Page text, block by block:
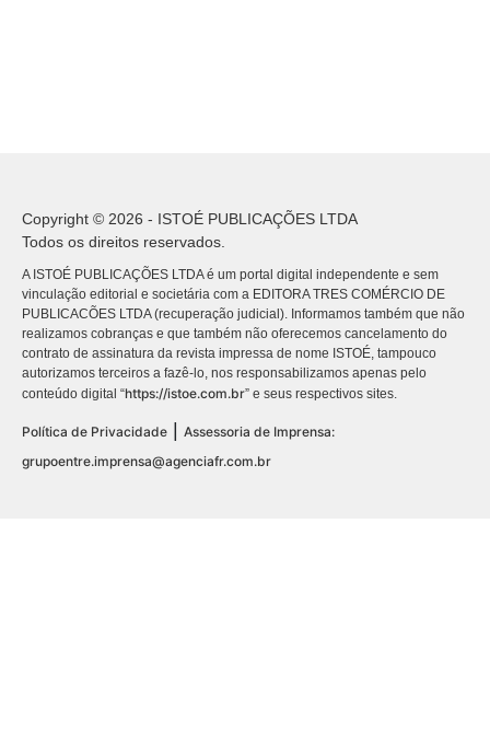
Copyright © 2026 - ISTOÉ PUBLICAÇÕES LTDA
Todos os direitos reservados.
A ISTOÉ PUBLICAÇÕES LTDA é um portal digital independente e sem
vinculação editorial e societária com a EDITORA TRES COMÉRCIO DE
PUBLICACÕES LTDA (recuperação judicial). Informamos também que não
realizamos cobranças e que também não oferecemos cancelamento do
contrato de assinatura da revista impressa de nome ISTOÉ, tampouco
autorizamos terceiros a fazê-lo, nos responsabilizamos apenas pelo
conteúdo digital “https://istoe.com.br” e seus respectivos sites.
Política de Privacidade
Assessoria de Imprensa:
grupoentre.imprensa@agenciafr.com.br